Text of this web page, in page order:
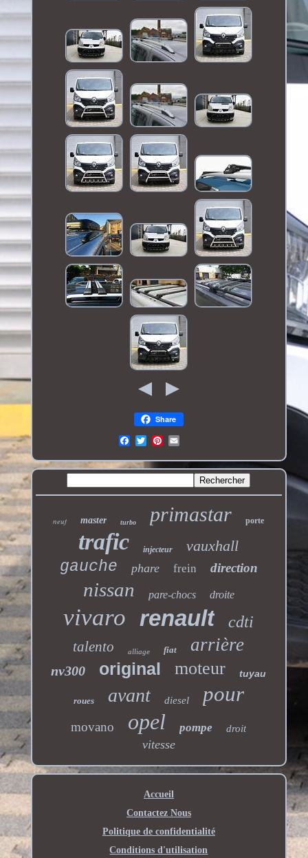
Share
neuf master turbo primastar porte
trafic injecteur vauxhall
gauche phare frein direction
nissan pare-chocs droite
vivaro renault cdti
talento alliage fiat arrière
nv300 original moteur tuyau
roues avant diesel pour
movano opel pompe droit
vitesse
Accueil
Contactez Nous
Politique de confidentialité
Conditions d'utilisation